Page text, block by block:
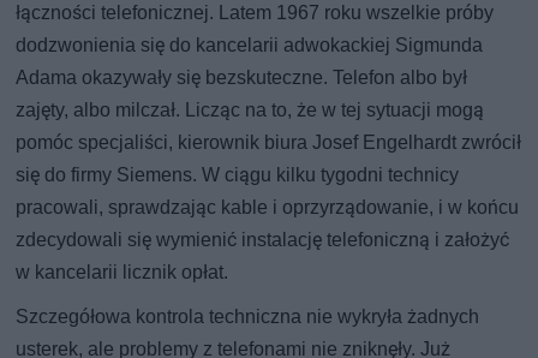
łączności telefonicznej. Latem 1967 roku wszelkie próby
dodzwonienia się do kancelarii adwokackiej Sigmunda
Adama okazywały się bezskuteczne. Telefon albo był
zajęty, albo milczał. Licząc na to, że w tej sytuacji mogą
pomóc specjaliści, kierownik biura Josef Engelhardt zwrócił
się do firmy Siemens. W ciągu kilku tygodni technicy
pracowali, sprawdzając kable i oprzyrządowanie, i w końcu
zdecydowali się wymienić instalację telefoniczną i założyć
w kancelarii licznik opłat.
Szczegółowa kontrola techniczna nie wykryła żadnych
usterek, ale problemy z telefonami nie zniknęły. Już